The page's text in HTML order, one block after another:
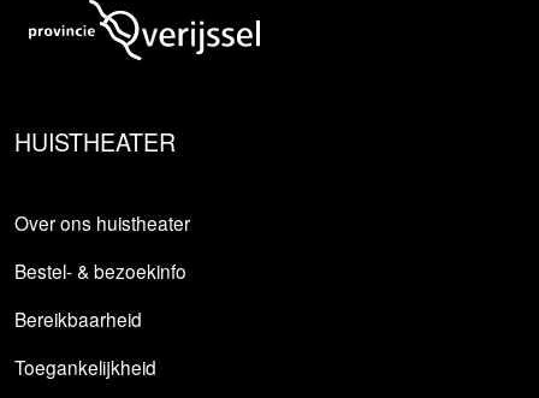
HUISTHEATER
Over ons huistheater
Bestel- & bezoekinfo
Bereikbaarheid
Toegankelijkheid